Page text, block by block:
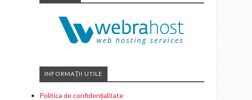
INFORMAȚII UTILE
Politica de confidențialitate